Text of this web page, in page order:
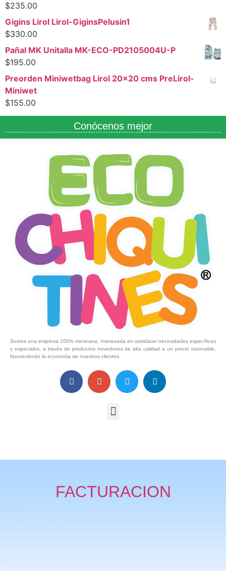
$235.00
Gigins Lirol Lirol-GiginsPelusin1
$330.00
Pañal MK Unitalla MK-ECO-PD2105004U-P
$195.00
Preorden Miniwetbag Lirol 20x20 cms PreLirol-
Miniwet
$155.00
Conócenos mejor
Somos una empresa 100% mexicana, interesada en satisfacer necesidades específicas
y especiales, a través de productos novedosos de alta calidad a un precio razonable,
favoreciendo la economía de nuestros clientes.
FACTURACION